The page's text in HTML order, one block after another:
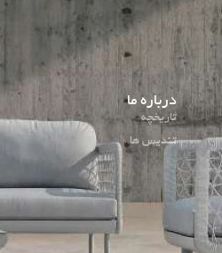
درباره ما
تاریخچه
تندیس ها